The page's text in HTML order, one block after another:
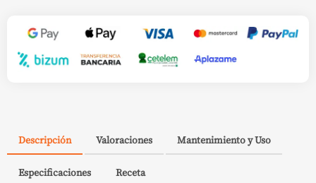
Descripción Valoraciones Mantenimiento y Uso
Especificaciones Receta